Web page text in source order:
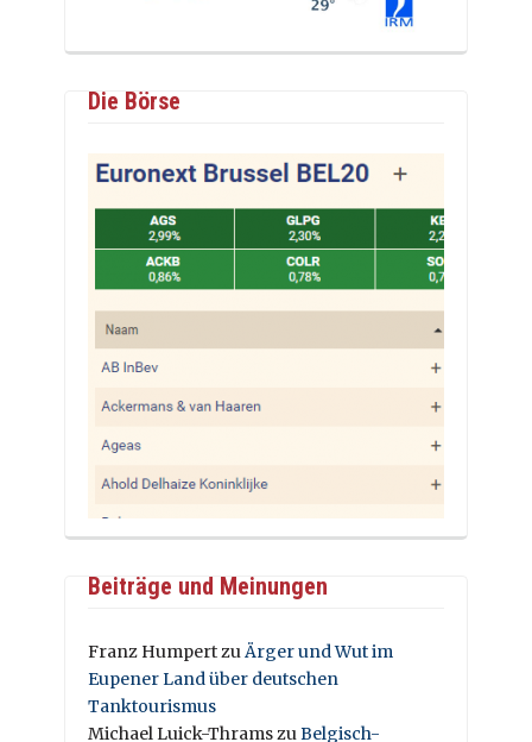
Die Börse
Beiträge und Meinungen
Franz HumpertzuÄrger und Wut im
Eupener Land über deutschen
Tanktourismus
Michael Luick-ThramszuBelgisch-